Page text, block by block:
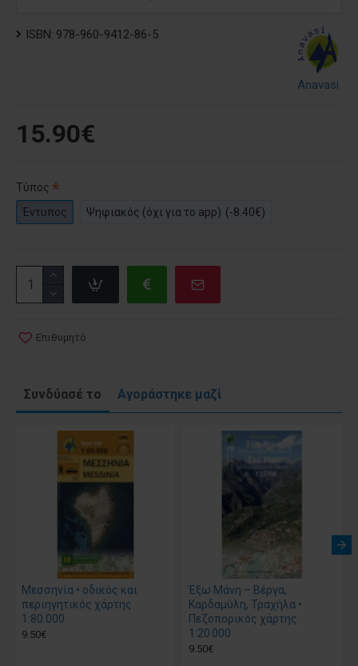
ISBN: 978-960-9412-86-5
Anavasi
15.90€
Τύπος
Έντυπος
Ψηφιακός (όχι για το app) (-8.40€)
Επιθυμητό
Συνδύασέ το Αγοράστηκε μαζί
Μεσσηνία • οδικός και
περιηγητικός χάρτης
1:80.000
9.50€
Έξω Μάνη – Βέργα,
Καρδαμύλη, Τραχήλα •
Πεζοπορικός χάρτης
1:20 000
9.50€